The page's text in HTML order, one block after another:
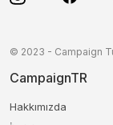
© 2023 - Campaign
CampaignTR
Hakkımızda